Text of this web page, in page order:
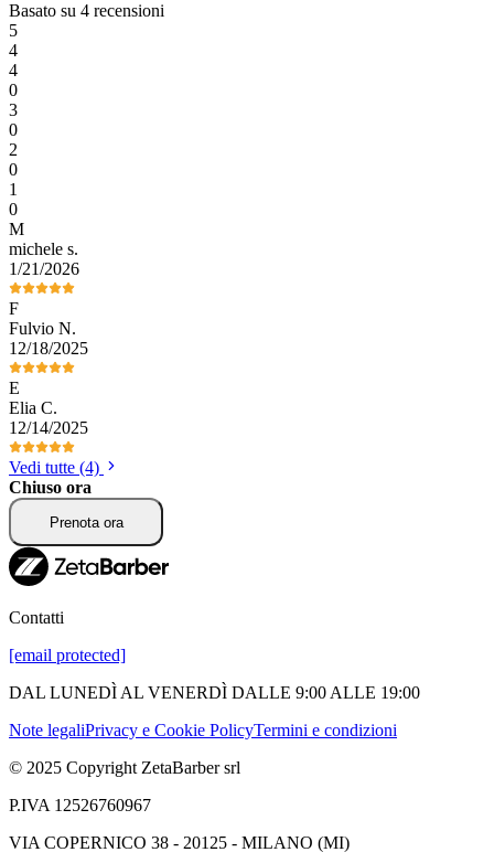
Basato su 4 recensioni
5
4
4
0
3
0
2
0
1
0
M
michele s.
1/21/2026
F
Fulvio N.
12/18/2025
E
Elia C.
12/14/2025
Vedi tutte (4)
Chiuso ora
Prenota ora
Contatti
[email protected]
DAL LUNEDÌ AL VENERDÌ DALLE 9:00 ALLE 19:00
Note legaliPrivacy e Cookie PolicyTermini e condizioni
© 2025 Copyright ZetaBarber srl
P.IVA 12526760967
VIA COPERNICO 38 - 20125 - MILANO (MI)